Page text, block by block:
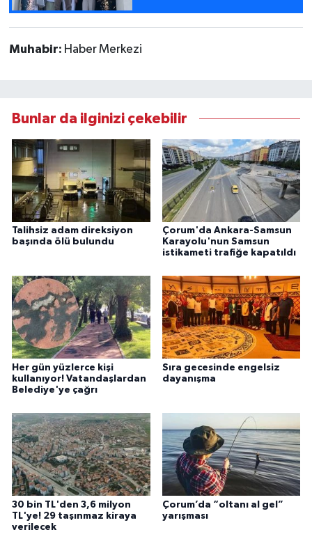
Muhabir: Haber Merkezi
Bunlar da ilginizi çekebilir
Talihsiz adam direksiyon
başında ölü bulundu
Çorum'da Ankara-Samsun
Karayolu'nun Samsun
istikameti trafiğe kapatıldı
Her gün yüzlerce kişi
kullanıyor! Vatandaşlardan
Belediye'ye çağrı
Sıra gecesinde engelsiz
dayanışma
30 bin TL'den 3,6 milyon
TL'ye! 29 taşınmaz kiraya
verilecek
Çorum’da “oltanı al gel”
yarışması